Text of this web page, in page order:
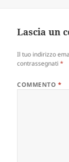
Lascia un
Il tuo indirizzo
contrassegnati*
COMMENTO *